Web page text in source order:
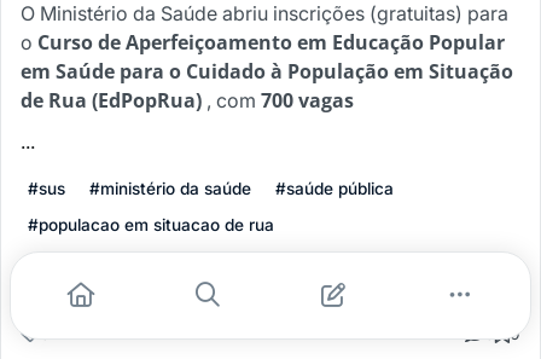
O Ministério da Saúde abriu inscrições (gratuitas) para
o Curso de Aperfeiçoamento em Educação Popular
em Saúde para o Cuidado à População em Situação
de Rua (EdPopRua) , com 700 vagas
...
#sus #ministério da saúde
#saúde pública
#populacao em situacao de rua
Leia mais
0